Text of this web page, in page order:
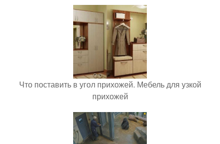
Что поставить в угол прихожей. Мебель для узкой
прихожей